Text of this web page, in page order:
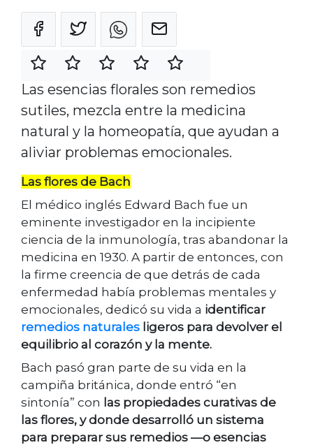
Las esencias florales son remedios
sutiles, mezcla entre la medicina
natural y la homeopatía, que ayudan a
aliviar problemas emocionales.
Las flores de Bach
El médico inglés Edward Bach fue un
eminente investigador en la incipiente
ciencia de la inmunología, tras abandonar la
medicina en 1930. A partir de entonces, con
la firme creencia de que detrás de cada
enfermedad había problemas mentales y
emocionales, dedicó su vida a identificar
remedios naturales ligeros para devolver el
equilibrio al corazón y la mente.
Bach pasó gran parte de su vida en la
campiña británica, donde entró “en
sintonía” con las propiedades curativas de
las flores, y donde desarrolló un sistema
para preparar sus remedios —o esencias